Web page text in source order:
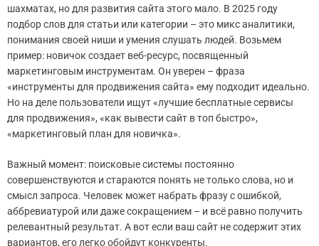
шахматах, но для развития сайта этого мало. В 2025 году
подбор слов для статьи или категории – это микс аналитики,
понимания своей ниши и умения слушать людей. Возьмем
пример: новичок создает веб-ресурс, посвященный
маркетинговым инструментам. Он уверен – фраза
«инструменты для продвижения сайта» ему подходит идеально.
Но на деле пользователи ищут «лучшие бесплатные сервисы
для продвижения», «как вывести сайт в топ быстро»,
«маркетинговый план для новичка».
Важный момент: поисковые системы постоянно
совершенствуются и стараются понять не только слова, но и
смысл запроса. Человек может набрать фразу с ошибкой,
аббревиатурой или даже сокращением – и всё равно получить
релевантный результат. А вот если ваш сайт не содержит этих
вариантов, его легко обойдут конкуренты.